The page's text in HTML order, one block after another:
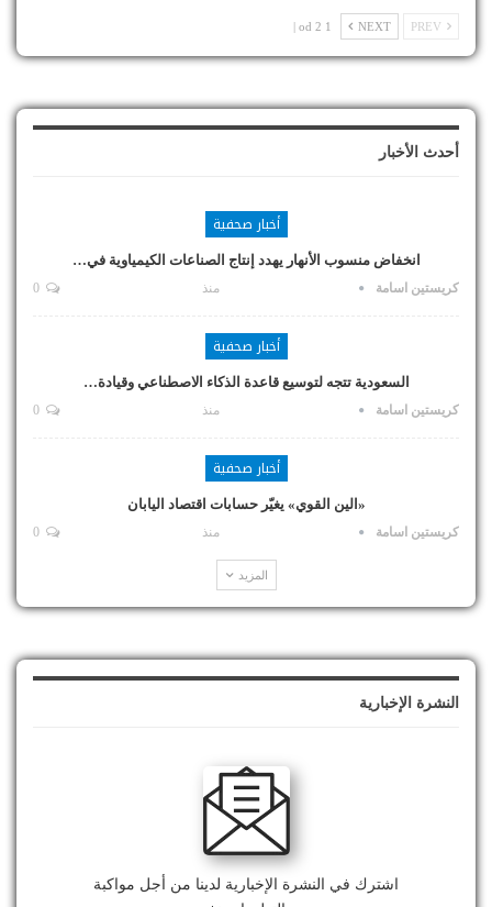
NEXT
1 od 2 |
أحدث الأخبار
أخبار صحفية
انخفاض منسوب الأنهار يهدد إنتاج الصناعات الكيمياوية في…
كريستين اسامة منذ
أخبار صحفية
السعودية تتجه لتوسيع قاعدة الذكاء الاصطناعي وقيادة…
كريستين اسامة منذ
أخبار صحفية
«الين القوي» يغيّر حسابات اقتصاد اليابان
كريستين اسامة منذ
المزيد
النشرة الإخبارية
اشترك في النشرة الإخبارية لدينا من أجل مواكبة